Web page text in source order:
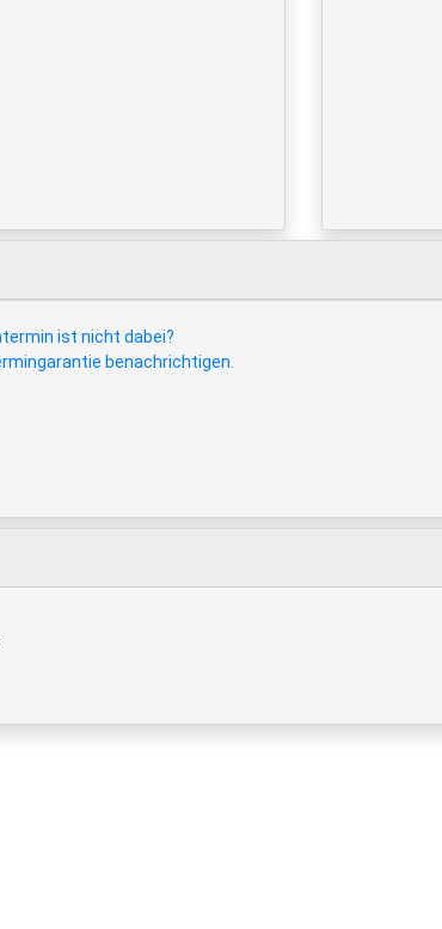
ist nicht dabei?
benachrichtigen.